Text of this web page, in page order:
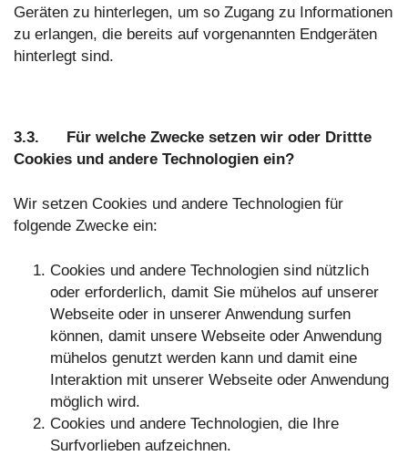
Geräten zu hinterlegen, um so Zugang zu Informationen
zu erlangen, die bereits auf vorgenannten Endgeräten
hinterlegt sind.
3.3. Für welche Zwecke setzen wir oder Drittte
Cookies und andere Technologien ein?
Wir setzen Cookies und andere Technologien für
folgende Zwecke ein:
Cookies und andere Technologien sind nützlich
oder erforderlich, damit Sie mühelos auf unserer
Webseite oder in unserer Anwendung surfen
können, damit unsere Webseite oder Anwendung
mühelos genutzt werden kann und damit eine
Interaktion mit unserer Webseite oder Anwendung
möglich wird.
Cookies und andere Technologien, die Ihre
Surfvorlieben aufzeichnen.